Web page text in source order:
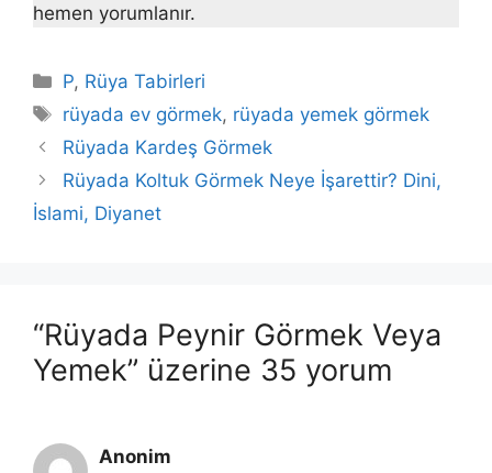
hemen yorumlanır.
Kategoriler
P, Rüya Tabirleri
Etiketler
rüyada ev görmek, rüyada yemek görmek
Rüyada Kardeş Görmek
Rüyada Koltuk Görmek Neye İşarettir? Dini,
İslami, Diyanet
“Rüyada Peynir Görmek Veya
Yemek” üzerine 35 yorum
Anonim